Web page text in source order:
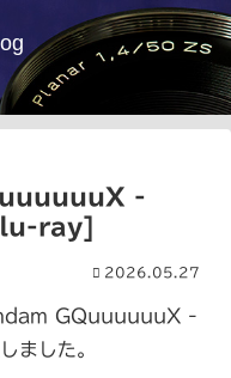
-
ray]
2026.05.27
GQuuuuuuX -
した。